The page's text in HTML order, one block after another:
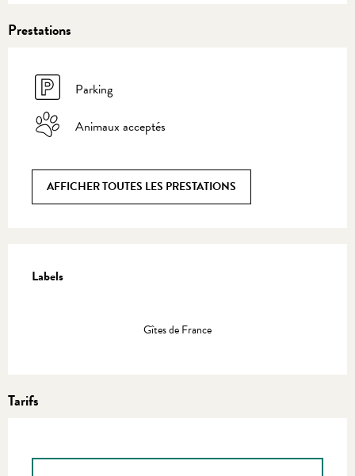
Prestations
Parking
Animaux acceptés
AFFICHER TOUTES LES PRESTATIONS
Labels
Labels
Gîtes de France
Tarifs